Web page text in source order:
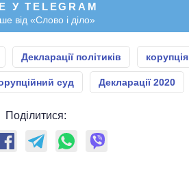
У TELEGRAM
від «Слово і діло»
Декларації політиків корупція
суд Декларації 2020
Поділитися: